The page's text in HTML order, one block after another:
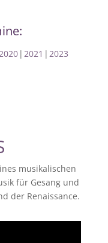
2021 2023
musikalischen
für Gesang und
der Renaissance.